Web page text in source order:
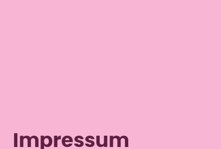
Impressum